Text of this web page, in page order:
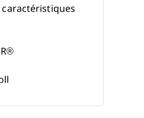
caractéristiques